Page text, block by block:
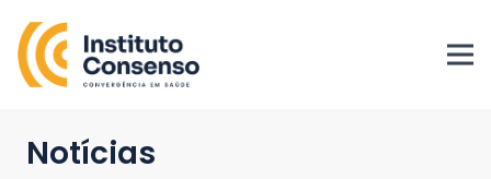
Notícias